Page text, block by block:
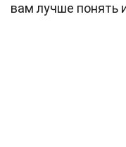
вам лучше понять